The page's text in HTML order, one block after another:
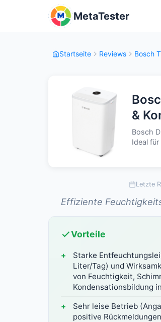
MetaTester
Startseite Reviews Bosch
&
Bosch
Ideal
Letzte
Effiziente
Vorteile
Starke
Liter/Tag) und
von Feuchtigkeit,
Kondensationsbildung
Sehr leise Betrieb
positive